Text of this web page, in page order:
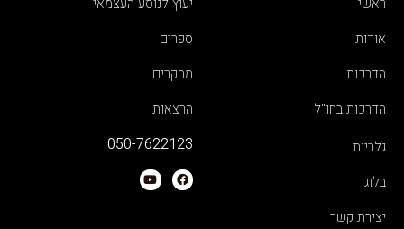
אודות
הדרכות
הדרכות בחו"ל
ספרים
מחקרים
הרצאות
גלריות
בלוג
יצירת קשר
050-7622123